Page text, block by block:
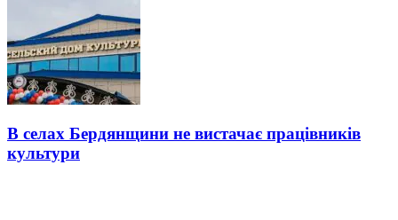
В селах Бердянщини не вистачає працівників
культури